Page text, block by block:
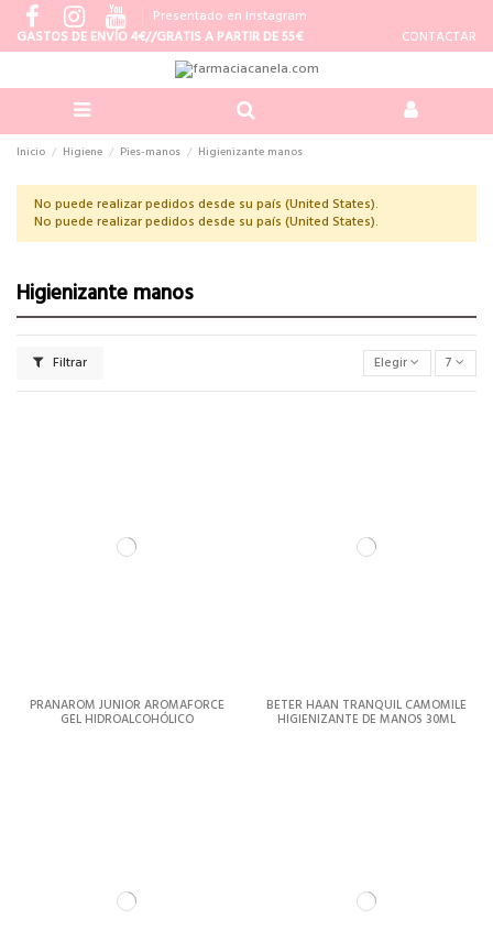
Presentado en Instagram
GASTOS DE ENVÍO 4€//GRATIS A PARTIR DE 55€
CONTACTAR
Inicio Higiene Pies-manos Higienizante manos
No puede realizar pedidos desde su país (United States).
No puede realizar pedidos desde su país (United States).
Higienizante manos
Filtrar Elegir 7
PRANAROM JUNIOR AROMAFORCE
GEL HIDROALCOHÓLICO
BETER HAAN TRANQUIL CAMOMILE
HIGIENIZANTE DE MANOS 30ML